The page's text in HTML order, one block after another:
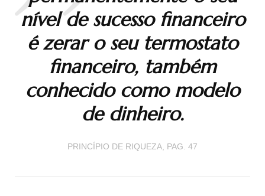
nível de sucesso financeiro
é zerar o seu termostato
financeiro, também
conhecido como modelo
de dinheiro.
PRINCÍPIO DE RIQUEZA, PAG. 47